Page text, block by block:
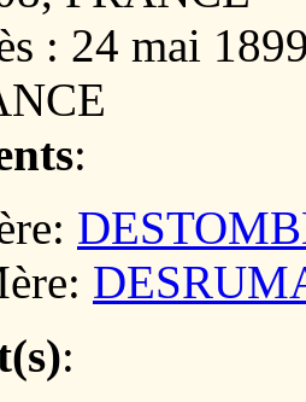
: 24 mai
:
: